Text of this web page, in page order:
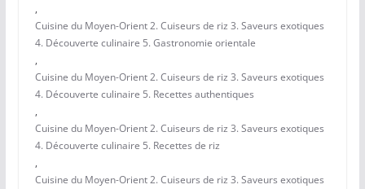
,
Cuisine du Moyen-Orient 2. Cuiseurs de riz 3. Saveurs exotiques
4. Découverte culinaire 5. Gastronomie orientale
,
Cuisine du Moyen-Orient 2. Cuiseurs de riz 3. Saveurs exotiques
4. Découverte culinaire 5. Recettes authentiques
,
Cuisine du Moyen-Orient 2. Cuiseurs de riz 3. Saveurs exotiques
4. Découverte culinaire 5. Recettes de riz
,
Cuisine du Moyen-Orient 2. Cuiseurs de riz 3. Saveurs exotiques